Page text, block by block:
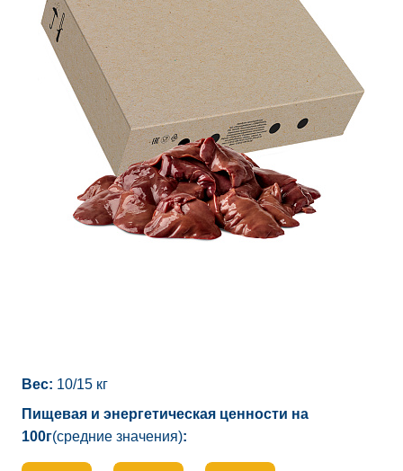
Вес: 10/15 кг
Пищевая и энергетическая ценности на
100г(средние значения):